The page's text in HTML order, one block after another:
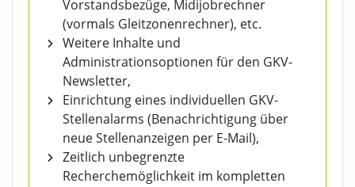
Vorstandsbezüge, Midijobrechner
(vormals Gleitzonenrechner), etc.
Weitere Inhalte und
Administrationsoptionen für den GKV-
Newsletter,
Einrichtung eines individuellen GKV-
Stellenalarms (Benachrichtigung über
neue Stellenanzeigen per E-Mail),
Zeitlich unbegrenzte
Recherchemöglichkeit im kompletten